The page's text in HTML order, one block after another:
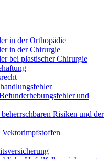
in der Orthopädie
in der Chirurgie
bei plastischer Chirurgie
und
Risiken und der